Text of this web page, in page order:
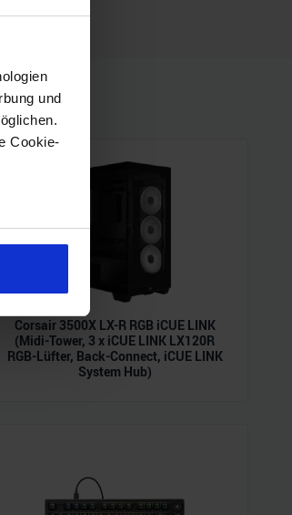
und
Cookie-
können
Corsair 3500X LX-R RGB iCUE LINK
(Midi-Tower, 3 x iCUE LINK LX120R
RGB-Lüfter, Back-Connect, iCUE LINK
System Hub)